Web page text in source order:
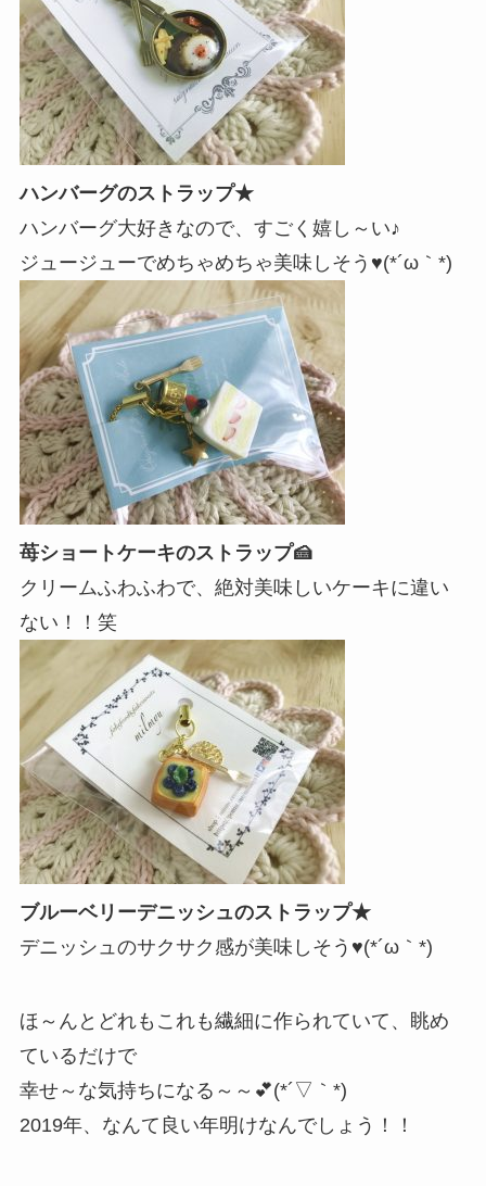
ハンバーグのストラップ★
ハンバーグ大好きなので、すごく嬉し～い♪
ジュージューでめちゃめちゃ美味しそう♥(*´ω｀*)
苺ショートケーキのストラップ🍰
クリームふわふわで、絶対美味しいケーキに違い
ない！！笑
ブルーベリーデニッシュのストラップ★
デニッシュのサクサク感が美味しそう♥(*´ω｀*)
ほ～んとどれもこれも繊細に作られていて、眺め
ているだけで
幸せ～な気持ちになる～～💕(*´▽｀*)
2019年、なんて良い年明けなんでしょう！！